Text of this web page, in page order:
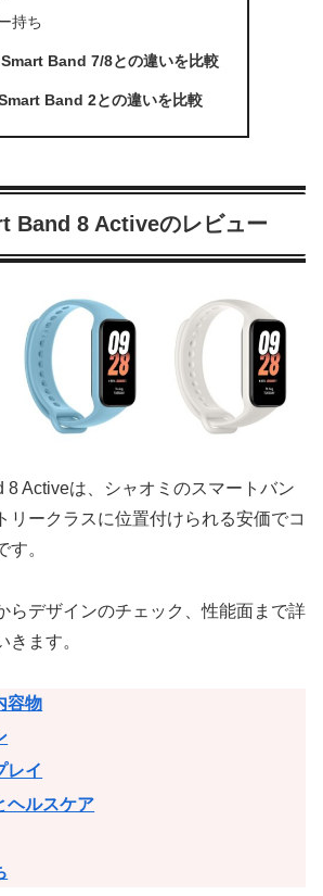
持ち
Band 7/8との違いを比較
Band 2との違いを比較
Band 8 Activeのレビュー
8 Activeは、シャオミのスマートバン
リークラスに位置付けられる安価でコ
す。
らデザインのチェック、性能面まで詳
きます。
容物
レイ
ヘルスケア